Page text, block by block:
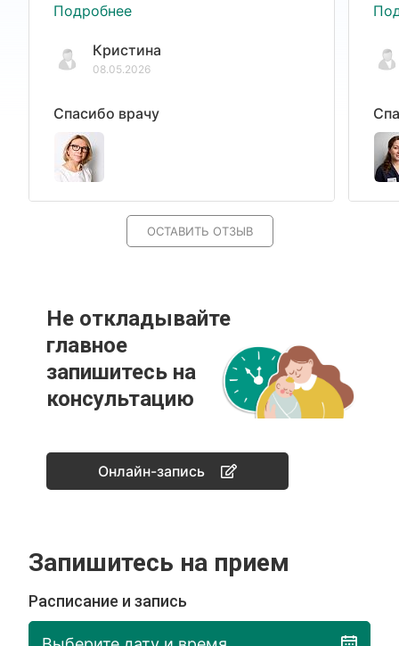
Подробнее
Кристина
08.05.2026
Спасибо врачу
ОСТАВИТЬ ОТЗЫВ
Не откладывайте
главное
запишитесь на
консультацию
Онлайн-запись
Запишитесь на прием
Расписание и запись